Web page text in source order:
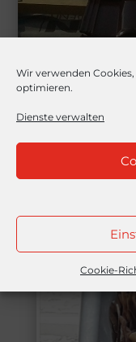
Wir verwenden
optimieren.
Dienste verwalten
Cookie-